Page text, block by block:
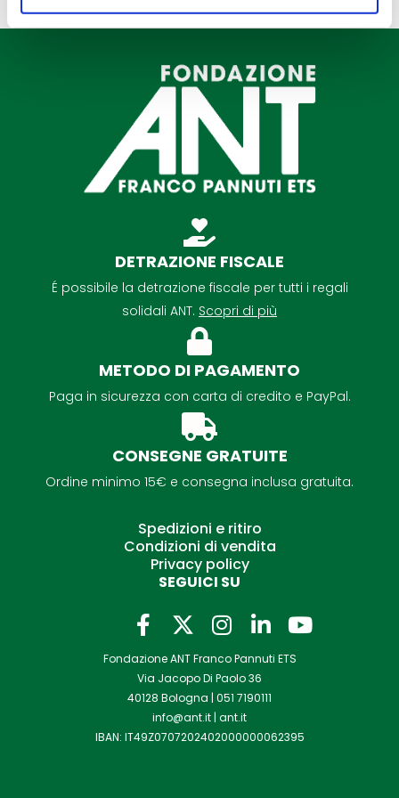
DETRAZIONE FISCALE
É possibile la detrazione fiscale per tutti i regali
solidali ANT. Scopri di più
METODO DI PAGAMENTO
Paga in sicurezza con carta di credito e PayPal.
CONSEGNE GRATUITE
Ordine minimo 15€ e consegna inclusa gratuita.
Spedizioni e ritiro
Condizioni di vendita
Privacy policy
SEGUICI SU
F
a
c
e
b
o
I
n
s
t
a
g
L
i
n
k
d
Y
b
Fondazione ANT Franco Pannuti ETS
Via Jacopo Di Paolo 36
40128 Bologna | 051 7190111
info@ant.it | ant.it
IBAN: IT49Z0707202402000000062395